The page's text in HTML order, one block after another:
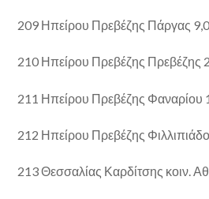
209 Ηπείρου Πρεβέζης Πάργας
210 Ηπείρου Πρεβέζης Πρεβέζης
211 Ηπείρου Πρεβέζης Φαναρίου
212 Ηπείρου Πρεβέζης
213 Θεσσαλίας Καρδίτσης κοιν.